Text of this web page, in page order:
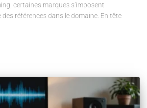
certaines marques s’imposent
références dans le domaine. En tête